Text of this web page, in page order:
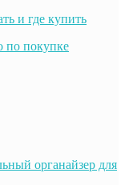
и где купить
по покупке
органайзер для